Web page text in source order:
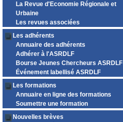
La Revue d'Economie Régionale et
Urbaine
Les revues associées
Les adhérents
Annuaire des adhérents
Adhérer à l'ASRDLF
Bourse Jeunes Chercheurs ASRDLF
Événement labellisé ASRDLF
Les formations
Annuaire en ligne des formations
Soumettre une formation
Nouvelles brèves